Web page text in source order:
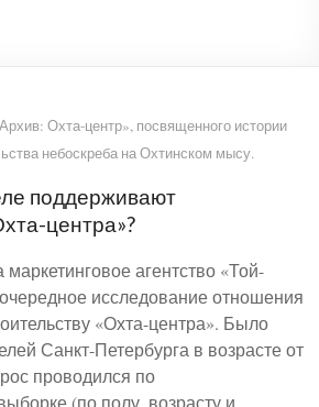
Охта-центр», посвященного истории
небоскреба на Охтинском мысу.
поддерживают
центра»?
маркетинговое агентство «Той-
исследование отношения
«Охта-центра». Было
Санкт-Петербурга в возрасте от
проводился по
(по полу, возрасту и